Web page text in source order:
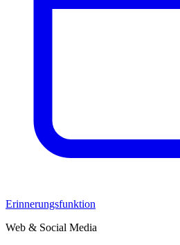
Erinnerungsfunktion
Web & Social Media